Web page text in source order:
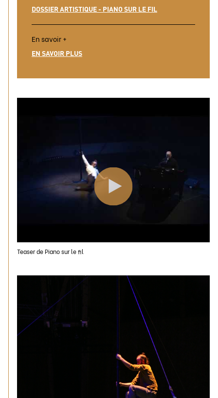
DOSSIER ARTISTIQUE - PIANO SUR LE FIL
En savoir +
EN SAVOIR PLUS
Teaser de Piano sur le fil